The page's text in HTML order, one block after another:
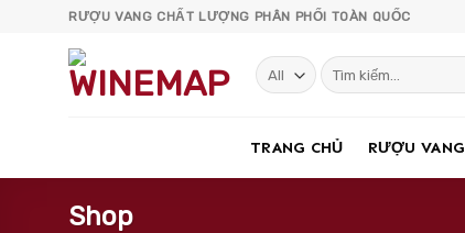
RƯỢU VANG CHẤT LƯỢNG PHÂN PHỐI TOÀN QUỐC
Tìm
kiếm:
TRANG CHỦ RƯỢU VANG
Shop